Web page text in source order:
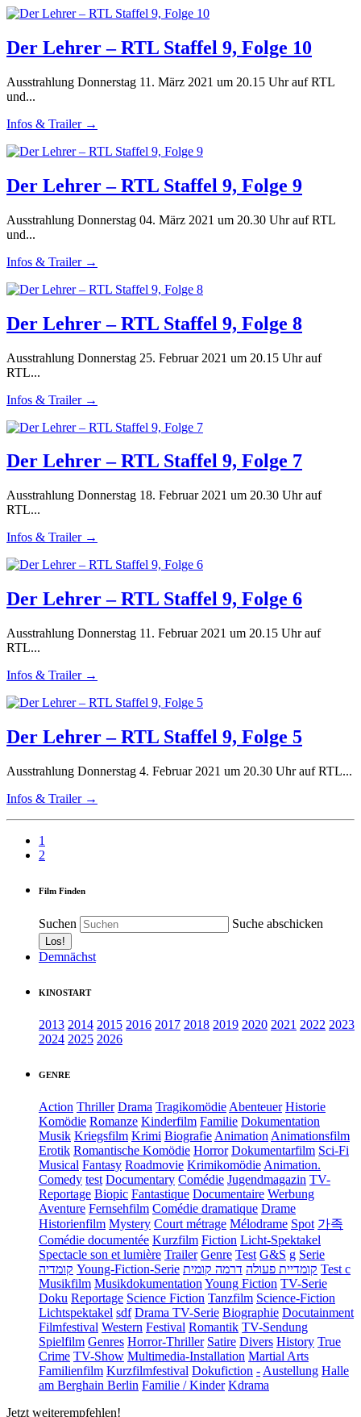
Der Lehrer – RTL Staffel 9, Folge 10
Ausstrahlung Donnerstag 11. März 2021 um 20.15 Uhr auf RTL
und...
Infos & Trailer →
Der Lehrer – RTL Staffel 9, Folge 9
Ausstrahlung Donnerstag 04. März 2021 um 20.30 Uhr auf RTL
und...
Infos & Trailer →
Der Lehrer – RTL Staffel 9, Folge 8
Ausstrahlung Donnerstag 25. Februar 2021 um 20.15 Uhr auf
RTL...
Infos & Trailer →
Der Lehrer – RTL Staffel 9, Folge 7
Ausstrahlung Donnerstag 18. Februar 2021 um 20.30 Uhr auf
RTL...
Infos & Trailer →
Der Lehrer – RTL Staffel 9, Folge 6
Ausstrahlung Donnerstag 11. Februar 2021 um 20.15 Uhr auf
RTL...
Infos & Trailer →
Der Lehrer – RTL Staffel 9, Folge 5
Ausstrahlung Donnerstag 4. Februar 2021 um 20.30 Uhr auf RTL...
Infos & Trailer →
1
2
Film Finden
Suchen Suche abschicken
Demnächst
KINOSTART
2013 2014 2015 2016 2017 2018 2019 2020 2021 2022 2023
2024 2025 2026
GENRE
Action Thriller Drama Tragikomödie Abenteuer Historie
Komödie Romanze Kinderfilm Familie Dokumentation
Musik Kriegsfilm Krimi Biografie Animation Animationsfilm
Erotik Romantische Komödie Horror Dokumentarfilm Sci-Fi
Musical Fantasy Roadmovie Krimikomödie Animation.
Comedy test Documentary Comédie Jugendmagazin TV-
Reportage Biopic Fantastique Documentaire Werbung
Aventure Fernsehfilm Comédie dramatique Drame
Historienfilm Mystery Court métrage Mélodrame Spot 가족
Comédie documentée Kurzfilm Fiction Licht-Spektakel
Spectacle son et lumière Trailer Genre Test G&S g Serie
קומדיה Young-Fiction-Serie קומדיית פעולה דרמה קומית
Test c
Musikfilm Musikdokumentation Young Fiction TV-Serie
Doku Reportage Science Fiction Tanzfilm Science-Fiction
Lichtspektakel sdf Drama TV-Serie Biographie Docutainment
Filmfestival Western Festival Romantik TV-Sendung
Spielfilm Genres Horror-Thriller Satire Divers History True
Crime TV-Show Multimedia-Installation Martial Arts
Familienfilm Kurzfilmfestival Dokufiction - Austellung Halle
am Berghain Berlin Familie / Kinder Kdrama
Jetzt weiterempfehlen!